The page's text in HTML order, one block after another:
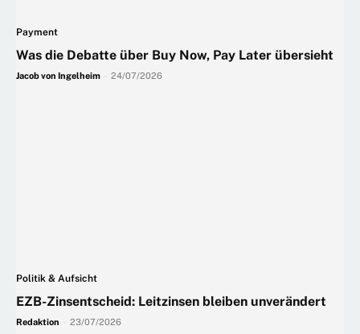
Payment
Was die Debatte über Buy Now, Pay Later übersieht
Jacob von Ingelheim 24/07/2026
Politik & Aufsicht
EZB-Zinsentscheid: Leitzinsen bleiben unverändert
Redaktion 23/07/2026